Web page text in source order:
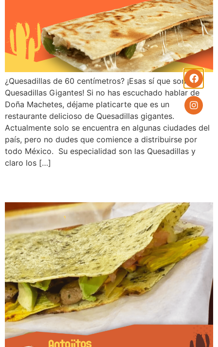
¿Quesadillas de 60 centímetros? ¡Esas sí que son
Quesadillas Gigantes! Si no has escuchado hablar de
Doña Machetes, déjame platicarte que es un
restaurante delicioso de Quesadillas gigantes.
Actualmente solo se encuentra en algunas ciudades del
país, pero no dudes que comience a distribuirse por
todo México. Su especialidad son las Quesadillas y
claro los […]